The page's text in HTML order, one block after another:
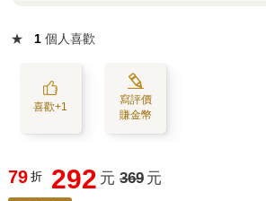
★ 1 個人喜歡
喜歡+1
寫評價
賺金幣
79 折 292 元 369 元